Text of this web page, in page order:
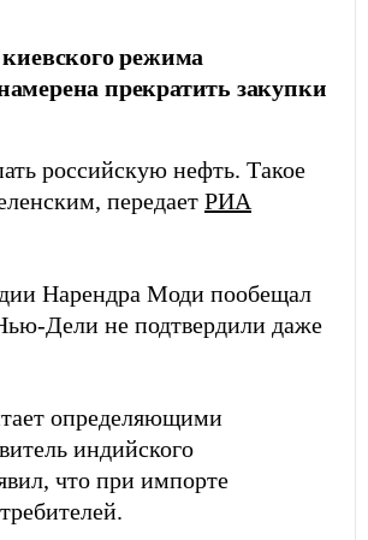
режима
прекратить закупки
российскую нефть. Такое
передает РИА
Нарендра Моди пообещал
Дели не подтвердили даже
определяющими
индийского
что при импорте